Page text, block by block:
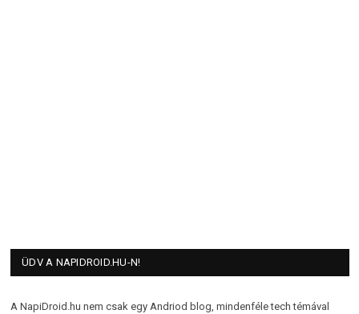
ÜDV A NAPIDROID.HU-N!
A NapiDroid.hu nem csak egy Andriod blog, mindenféle tech témával